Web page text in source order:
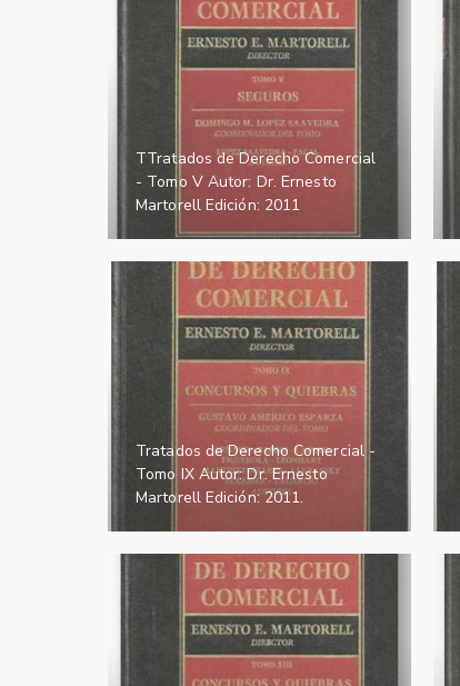
TTratados de Derecho Comercial
- Tomo V Autor: Dr. Ernesto
Martorell Edición: 2011
Tratados de Derecho Comercial -
Tomo IX Autor: Dr. Ernesto
Martorell Edición: 2011.